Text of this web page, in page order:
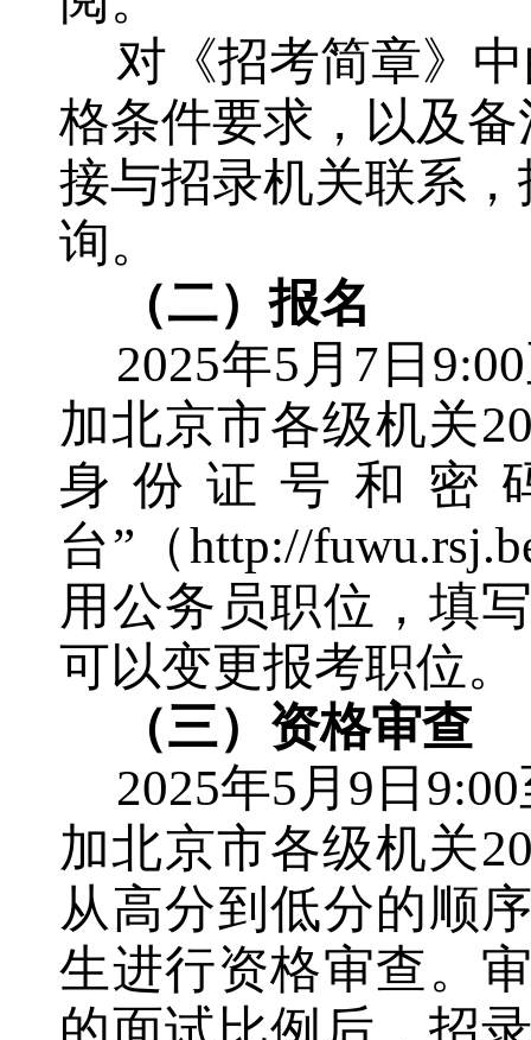
对《招考简章》
格条件要求 ， 以及
接与招录机关联系
询。
（二）报名
2025年5 月 7 日 9:00
加北京市各级机关
身份证号和密
台” （http://
用公务员职位，填
可以变更报考职位。
（三）资格审查
2025年5 月 9 日 9:00
加北京市各级机关
从高分到低分的顺
生进行资格审查。